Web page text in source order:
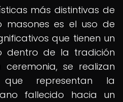
más distintivas de
masones es el uso de
que tienen un
dentro de la tradición
se realizan
representan la
fallecido hacia un